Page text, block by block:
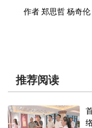
作者 郑思哲 杨奇伦
推荐阅读